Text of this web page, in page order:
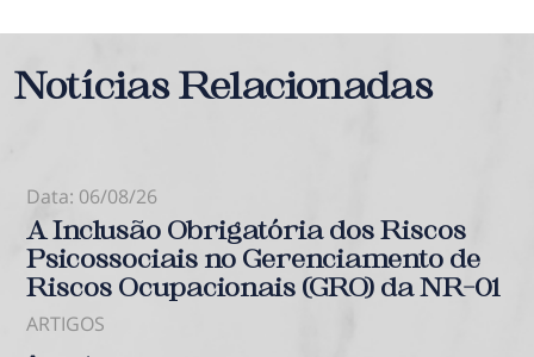
ÁREAS DE ATUAÇÃO
EQUIPE
Notícias Relacionadas
Data: 06/08/26
A Inclusão Obrigatória dos Riscos
Psicossociais no Gerenciamento de
Riscos Ocupacionais (GRO) da NR-01
ARTIGOS